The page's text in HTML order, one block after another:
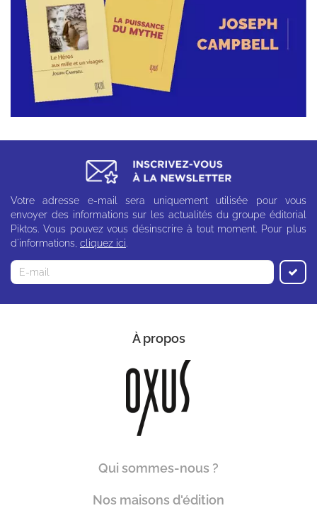
Votre adresse e-mail sera uniquement utilisée pour vous
envoyer des informations sur les actualités du groupe éditorial
Piktos. Vous pouvez vous désinscrire à tout moment. Pour plus
d'informations, cliquez ici
À propos
Qui sommes-nous ?
Nos maisons d'édition